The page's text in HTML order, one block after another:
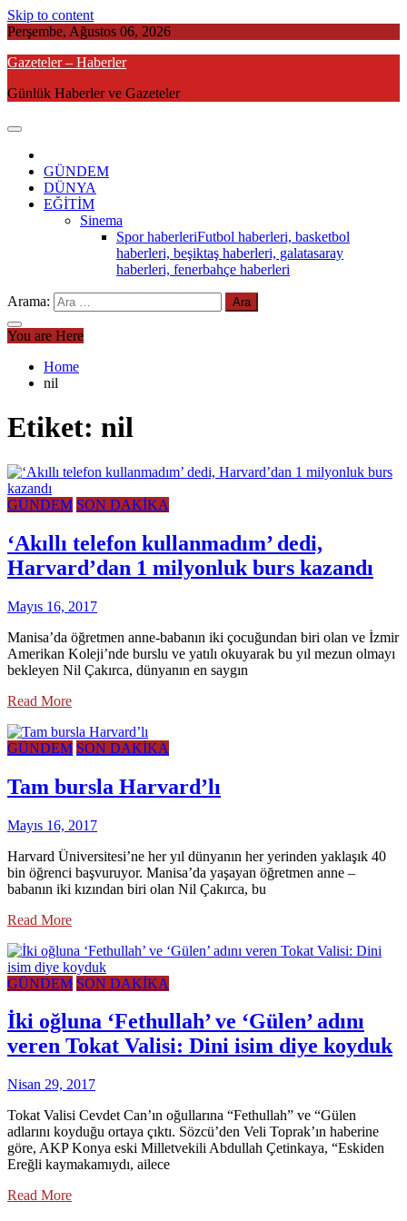
Skip to content
Perşembe, Ağustos 06, 2026
Gazeteler – Haberler
Günlük Haberler ve Gazeteler
GÜNDEM
DÜNYA
EĞİTİM
Sinema
Spor haberleriFutbol haberleri, basketbol
haberleri, beşiktaş haberleri, galatasaray
haberleri, fenerbahçe haberleri
Arama:
You are Here
Home
nil
Etiket: nil
GÜNDEM SON DAKİKA
‘Akıllı telefon kullanmadım’ dedi,
Harvard’dan 1 milyonluk burs kazandı
Mayıs 16, 2017
Manisa’da öğretmen anne-babanın iki çocuğundan biri olan ve İzmir
Amerikan Koleji’nde burslu ve yatılı okuyarak bu yıl mezun olmayı
bekleyen Nil Çakırca, dünyanın en saygın
Read More
GÜNDEM SON DAKİKA
Tam bursla Harvard’lı
Mayıs 16, 2017
Harvard Üniversitesi’ne her yıl dünyanın her yerinden yaklaşık 40
bin öğrenci başvuruyor. Manisa’da yaşayan öğretmen anne –
babanın iki kızından biri olan Nil Çakırca, bu
Read More
GÜNDEM SON DAKİKA
İki oğluna ‘Fethullah’ ve ‘Gülen’ adını
veren Tokat Valisi: Dini isim diye koyduk
Nisan 29, 2017
Tokat Valisi Cevdet Can’ın oğullarına “Fethullah” ve “Gülen
adlarını koyduğu ortaya çıktı. Sözcü’den Veli Toprak’ın haberine
göre, AKP Konya eski Milletvekili Abdullah Çetinkaya, “Eskiden
Ereğli kaymakamıydı, ailece
Read More